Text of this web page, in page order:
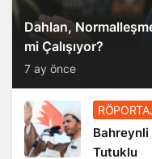
Dahlan,
mi Çalışıyor?
7 ay önce
Bahreynli
Tutuklu